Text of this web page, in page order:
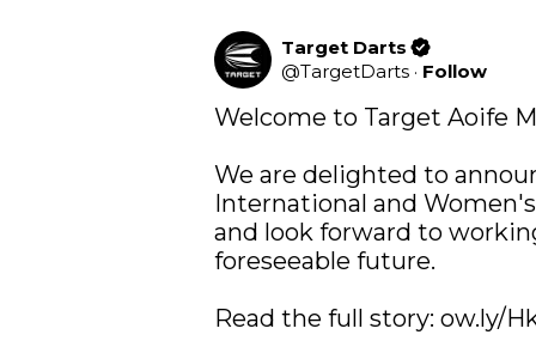
Target Darts
@TargetDarts · Follow
Welcome to Target Aoife
We are delighted to
International and
and look forward to
foreseeable future.
Read the full story: ow.ly/